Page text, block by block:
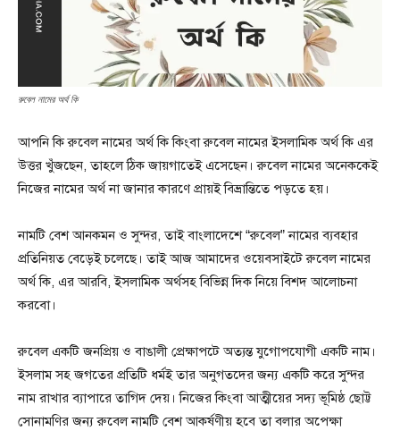
রুবেল নামের অর্থ কি
আপনি কি রুবেল নামের অর্থ কি কিংবা রুবেল নামের ইসলামিক অর্থ কি এর
উত্তর খুঁজছেন, তাহলে ঠিক জায়গাতেই এসেছেন। রুবেল নামের অনেককেই
নিজের নামের অর্থ না জানার কারণে প্রায়ই বিভ্রান্তিতে পড়তে হয়।
নামটি বেশ আনকমন ও সুন্দর, তাই বাংলাদেশে “রুবেল” নামের ব্যবহার
প্রতিনিয়ত বেড়েই চলেছে। তাই আজ আমাদের ওয়েবসাইটে রুবেল নামের
অর্থ কি, এর আরবি, ইসলামিক অর্থসহ বিভিন্ন দিক নিয়ে বিশদ আলোচনা
করবো।
রুবেল একটি জনপ্রিয় ও বাঙালী প্রেক্ষাপটে অত্যন্ত যুগোপযোগী একটি নাম।
ইসলাম সহ জগতের প্রতিটি ধর্মই তার অনুগতদের জন্য একটি করে সুন্দর
নাম রাখার ব্যাপারে তাগিদ দেয়। নিজের কিংবা আত্মীয়ের সদ্য ভূমিষ্ঠ ছোট্ট
সোনামণির জন্য রুবেল নামটি বেশ আকর্ষণীয় হবে তা বলার অপেক্ষা